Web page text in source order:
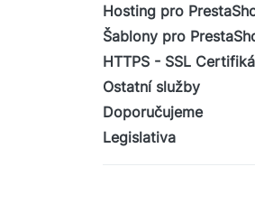
Hosting pro
Šablony pro
HTTPS - SSL
Ostatní služby
Doporučujeme
Legislativa